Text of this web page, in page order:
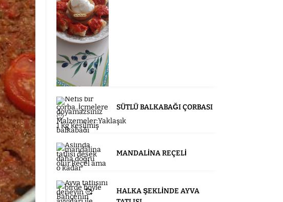
SÜTLÜ BALKABAĞI ÇORBASI
MANDALİNA REÇELİ
HALKA ŞEKLİNDE AYVA